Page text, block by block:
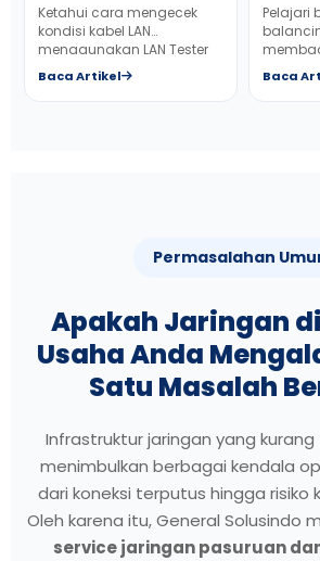
Ketahui cara mengecek
kondisi kabel LAN
menggunakan LAN Tester
agar hasil instalasi lebih
akurat.
Baca Artikel
Pelajari
agar
lebih
Baca
Permasalahan
Apakah Jaringan
Usaha Anda
Satu Masalah
Infrastruktur jaringan yang
menimbulkan berbagai kendala
dari koneksi terputus hingga risiko
Oleh karena itu, General Solusindo
service jaringan pasuruan